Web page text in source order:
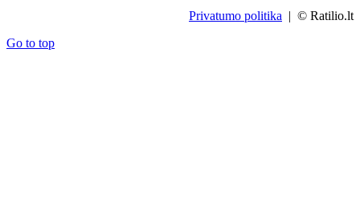
Privatumo politika | © Ratilio.lt
Go to top